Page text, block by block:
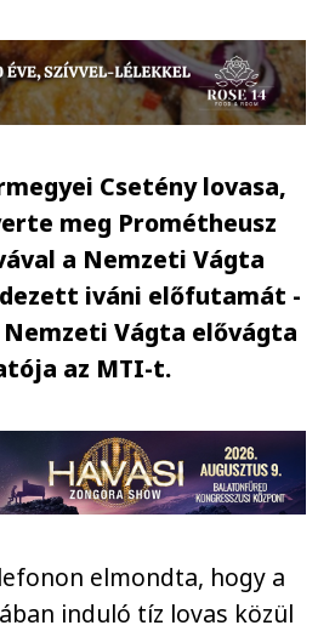
Csetény lovasa,
meg Prométheusz
a Nemzeti Vágta
iváni előfutamát -
Vágta elővágta
az MTI-t.
elmondta, hogy a
induló tíz lovas közül